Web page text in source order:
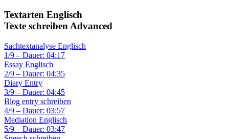
Textarten Englisch
Texte schreiben Advanced
Sachtextanalyse Englisch
1/9 – Dauer: 04:17
Essay Englisch
2/9 – Dauer: 04:35
Diary Entry
3/9 – Dauer: 04:45
Blog entry schreiben
4/9 – Dauer: 03:57
Mediation Englisch
5/9 – Dauer: 03:47